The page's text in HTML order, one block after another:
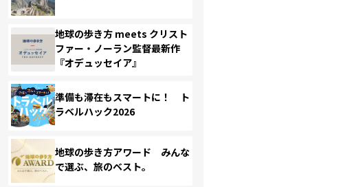
地球の歩き方 meets クリスト
ファー・ノーラン監督最新作
『オデュッセイア』
準備も滞在もスマートに！ ト
ラベルハック2026
地球の歩き方アワード みんな
で選ぶ、旅のベスト。